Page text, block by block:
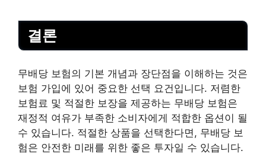
결론
무배당 보험의 기본 개념과 장단점을 이해하는 것은
보험 가입에 있어 중요한 선택 요건입니다. 저렴한
보험료 및 적절한 보장을 제공하는 무배당 보험은
재정적 여유가 부족한 소비자에게 적합한 옵션이 될
수 있습니다. 적절한 상품을 선택한다면, 무배당 보
험은 안전한 미래를 위한 좋은 투자일 수 있습니다.